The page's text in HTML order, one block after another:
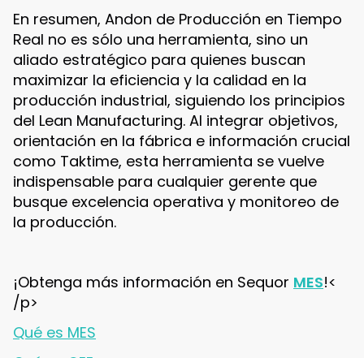
En resumen, Andon de Producción en Tiempo
Real no es sólo una herramienta, sino un
aliado estratégico para quienes buscan
maximizar la eficiencia y la calidad en la
producción industrial, siguiendo los principios
del Lean Manufacturing. Al integrar objetivos,
orientación en la fábrica e información crucial
como Taktime, esta herramienta se vuelve
indispensable para cualquier gerente que
busque excelencia operativa y monitoreo de
la producción.
¡Obtenga más información en Sequor MES!<
/p>
Qué es MES